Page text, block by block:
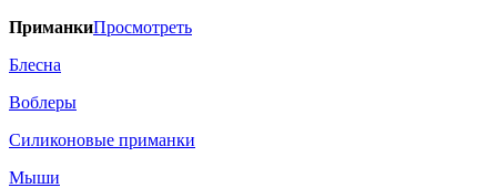
ПриманкиПросмотреть
Блесна
Воблеры
Силиконовые приманки
Мыши